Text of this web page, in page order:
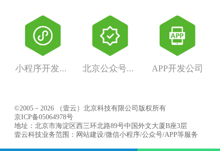
APP开发公司
©2005－2026 （壹云）北京科技有限公司版权所有
京ICP备05064978号
地址：北京市海淀区西三环北路89号中国外文大厦B座3层
壹云科技业务范围：网站建设/微信小程序/公众号/APP等服务